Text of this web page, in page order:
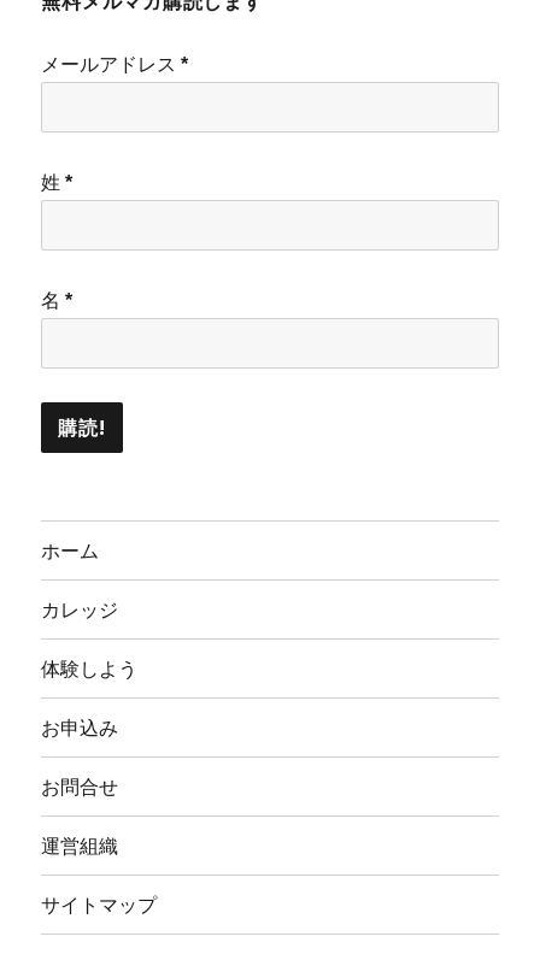
メールアドレス*
姓*
名*
ホーム
カレッジ
体験しよう
お申込み
お問合せ
運営組織
サイトマップ